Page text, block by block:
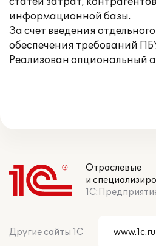
информационной базы.
За счет введения
обеспечения требований
Реализован опциональный
Отраслевые
и
Другие сайты 1С